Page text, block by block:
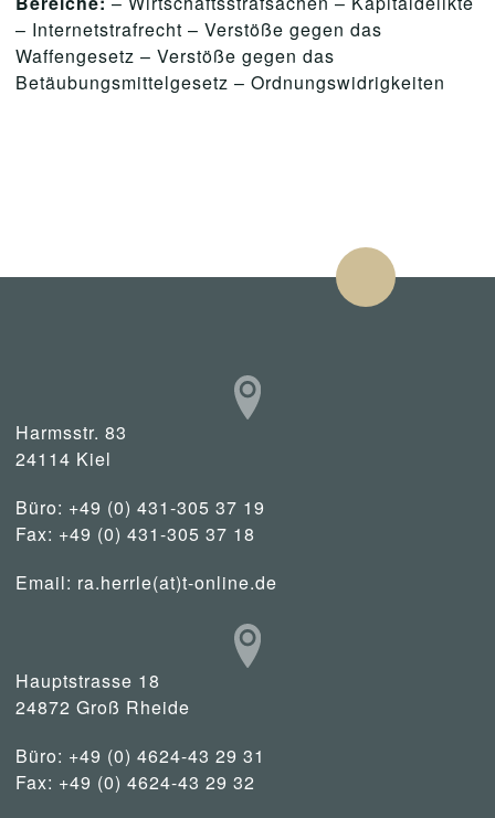
– Internetstrafrecht – Verstöße gegen das
Waffengesetz – Verstöße gegen das
Betäubungsmittelgesetz – Ordnungswidrigkeiten
Harmsstr. 83
24114 Kiel
Büro: +49 (0) 431-305 37 19
Fax: +49 (0) 431-305 37 18
Email: ra.herrle(at)t-online.de
Hauptstrasse 18
24872 Groß Rheide
Büro: +49 (0) 4624-43 29 31
Fax: +49 (0) 4624-43 29 32